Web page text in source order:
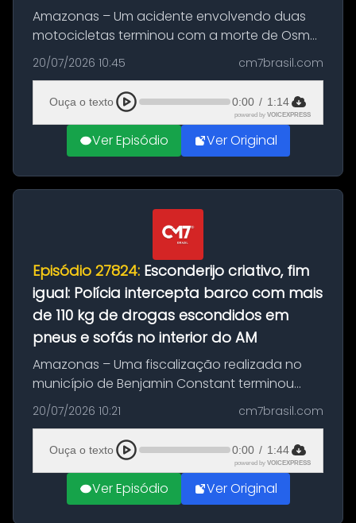
Amazonas – Um acidente envolvendo duas
motocicletas terminou com a morte de Osmar
Figueiredo de Souza, de 38 anos, no município
de São Sebastião do Uatumã, no interior do
Amazonas. A colisão ocorreu n...
20/07/2026 10:45 cm7brasil.com
Ouça o texto 0:00 / 1:14
powered by VOICEXPRESS
Ver Episódio Ver Original
Episódio 27824: Esconderijo criativo, fim
igual: Polícia intercepta barco com mais
de 110 kg de drogas escondidos em
pneus e sofás no interior do AM
Amazonas – Uma fiscalização realizada no
município de Benjamin Constant terminou
com a apreensão de aproximadamente 115
quilos de entorpecentes em uma
embarcação atracada no porto da cidade. O
materia...
20/07/2026 10:21 cm7brasil.com
Ouça o texto 0:00 / 1:44
powered by VOICEXPRESS
Ver Episódio Ver Original